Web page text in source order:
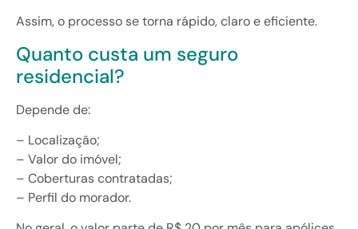
Assim, o processo se torna rápido, claro e eficiente.
Quanto custa um seguro
residencial?
Depende de:
– Localização;
– Valor do imóvel;
– Coberturas contratadas;
– Perfil do morador.